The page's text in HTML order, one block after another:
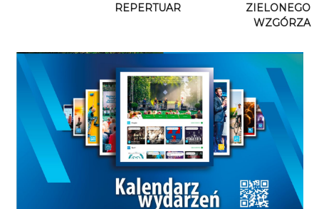
REPERTUAR
ZIELONEGO
WZGÓRZA